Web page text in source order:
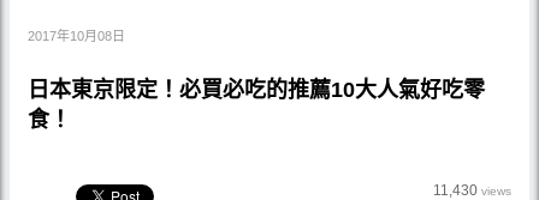
2017年10月08日
日本東京限定！必買必吃的推薦10大人氣好吃零
食！
11,430 views